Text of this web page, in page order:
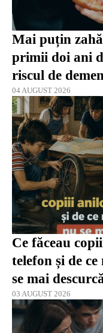
Mai puțin
primii doi ani
riscul de
04 AUGUST 2026
Ce făceau
telefon și de
se mai
03 AUGUST 2026